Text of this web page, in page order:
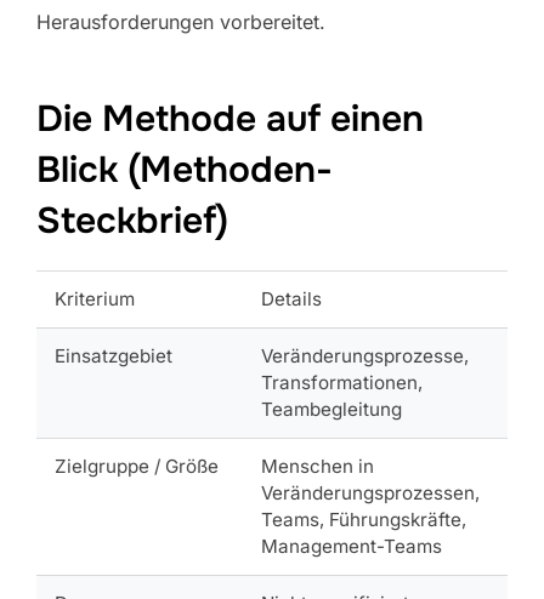
Herausforderungen vorbereitet.
Die Methode auf einen
Blick (Methoden-
Steckbrief)
Kriterium Details
Einsatzgebiet
Veränderungsprozesse,
Transformationen,
Teambegleitung
Zielgruppe / Größe
Menschen in
Veränderungsprozessen,
Teams, Führungskräfte,
Management-Teams